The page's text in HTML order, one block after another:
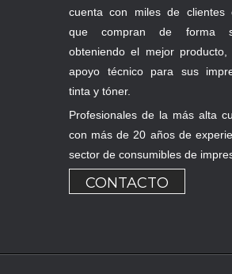
cuenta con miles de clientes
que compran de forma
obteniendo el mejor producto,
apoyo técnico para sus
tinta y tóner.
Profesionales de la más alta
con más de 20 años de
sector de consumibles de
CONTACTO